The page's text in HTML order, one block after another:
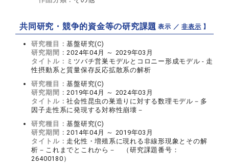
共同研究・競争的資金等の研究課題【 表示 ／非表示 】
研究種目：基盤研究(C)
研究期間：2024年04月 ～ 2029年03月
タイトル： ミツバチ営巣モデルとコロニー形成モデル - 走
性摂動系と質量保存反応拡散系の解析
研究種目：基盤研究(C)
研究期間：2019年04月 ～ 2024年03月
タイトル：社会性昆虫の巣造りに対する数理モデル－多
因子走性系に発現する対称性崩壊－
研究種目：基盤研究(C)
研究期間：2014年04月 ～ 2019年03月
タイトル： 走化性・増殖系に現れる非線形現象とその解
析－これまでとこれから－ （研究課題番号：
26400180）